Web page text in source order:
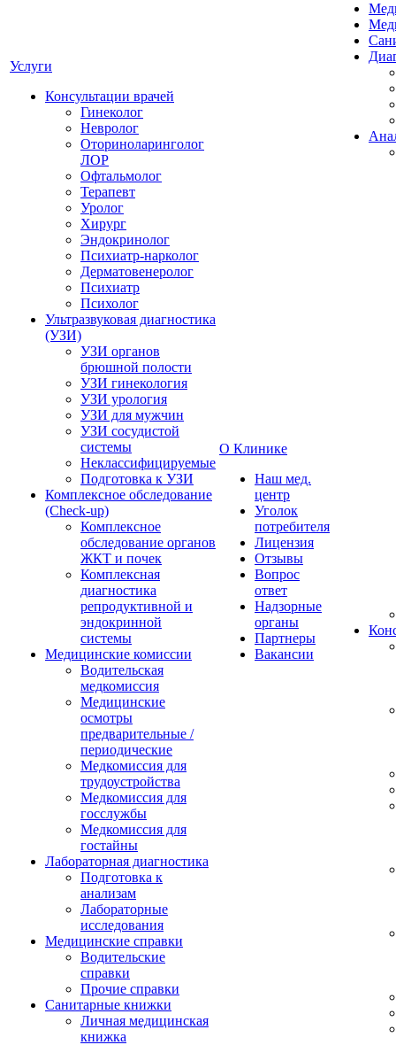
Услуги
Консультации врачей
Гинеколог
Невролог
Оториноларинголог
ЛОР
Офтальмолог
Терапевт
Уролог
Хирург
Эндокринолог
Психиатр-нарколог
Дерматовенеролог
Психиатр
Психолог
Ультразвуковая диагностика
(УЗИ)
УЗИ органов
брюшной полости
УЗИ гинекология
УЗИ урология
УЗИ для мужчин
УЗИ сосудистой
системы
Неклассифицируемые
Подготовка к УЗИ
Комплексное обследование
(Check-up)
Комплексное
обследование органов
ЖКТ и почек
Комплексная
диагностика
репродуктивной и
эндокринной
системы
Медицинские комиссии
Водительская
медкомиссия
Медицинские
осмотры
предварительные /
периодические
Медкомиссия для
трудоустройства
Медкомиссия для
госслужбы
Медкомиссия для
гостайны
Лабораторная диагностика
Подготовка к
анализам
Лабораторные
исследования
Медицинские справки
Водительские
справки
Прочие справки
Санитарные книжки
Личная медицинская
книжка
О Клинике
Наш мед.
центр
Уголок
потребителя
Лицензия
Отзывы
Вопрос
ответ
Надзорные
органы
Партнеры
Вакансии